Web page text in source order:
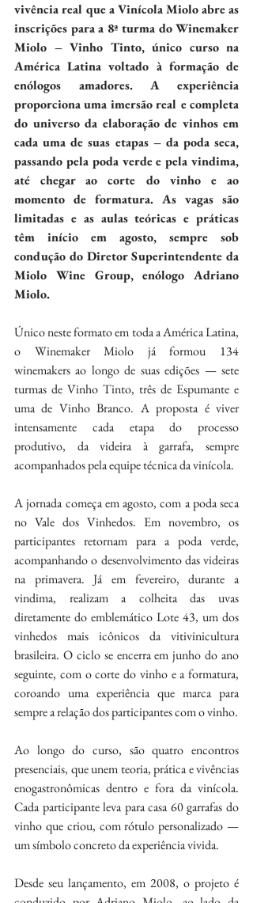
vivência real que a Vinícola Miolo abre as
inscrições para a 8ª turma do Winemaker
Miolo – Vinho Tinto, único curso na
América Latina voltado à formação de
enólogos amadores. A experiência
proporciona uma imersão real e completa
do universo da elaboração de vinhos em
cada uma de suas etapas – da poda seca,
passando pela poda verde e pela vindima,
até chegar ao corte do vinho e ao
momento de formatura. As vagas são
limitadas e as aulas teóricas e práticas
têm início em agosto, sempre sob
condução do Diretor Superintendente da
Miolo Wine Group, enólogo Adriano
Miolo.
Único neste formato em toda a América Latina,
o Winemaker Miolo já formou 134
winemakers ao longo de suas edições — sete
turmas de Vinho Tinto, três de Espumante e
uma de Vinho Branco. A proposta é viver
intensamente cada etapa do processo
produtivo, da videira à garrafa, sempre
acompanhados pela equipe técnica da vinícola.
A jornada começa em agosto, com a poda seca
no Vale dos Vinhedos. Em novembro, os
participantes retornam para a poda verde,
acompanhando o desenvolvimento das videiras
na primavera. Já em fevereiro, durante a
vindima, realizam a colheita das uvas
diretamente do emblemático Lote 43, um dos
vinhedos mais icônicos da vitivinicultura
brasileira. O ciclo se encerra em junho do ano
seguinte, com o corte do vinho e a formatura,
coroando uma experiência que marca para
sempre a relação dos participantes com o vinho.
Ao longo do curso, são quatro encontros
presenciais, que unem teoria, prática e vivências
enogastronômicas dentro e fora da vinícola.
Cada participante leva para casa 60 garrafas do
vinho que criou, com rótulo personalizado —
um símbolo concreto da experiência vivida.
Desde seu lançamento, em 2008, o projeto é